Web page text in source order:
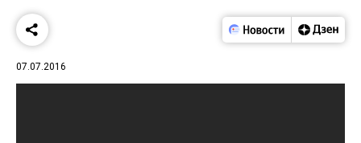
07.07.2016